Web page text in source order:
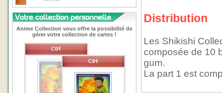
Anime Collection vous offre la possibilité de
gérer votre collection de cartes !
Distribution
Les Shikishi
composée de 10
gum.
La part 1 est